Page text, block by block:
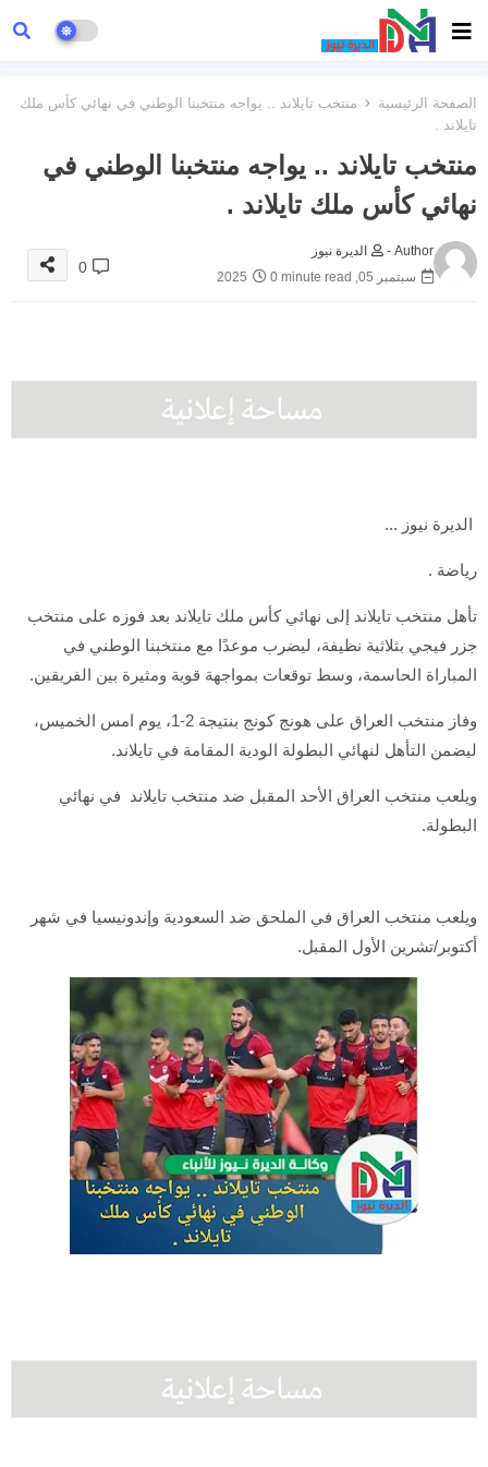
الصفحة الرئيسية
منتخب تايلاند .. يواجه منتخبنا الوطني في نهائي كأس ملك
تايلاند .
منتخب تايلاند .. يواجه منتخبنا الوطني في
نهائي كأس ملك تايلاند .
Author -
الديرة نيوز
سبتمبر 05, 2025
0 minute read
0
الديرة نيوز ...
رياضة .
تأهل منتخب تايلاند إلى نهائي كأس ملك تايلاند بعد فوزه على منتخب
جزر فيجي بثلاثية نظيفة، ليضرب موعدًا مع منتخبنا الوطني في
المباراة الحاسمة، وسط توقعات بمواجهة قوية ومثيرة بين الفريقين.
وفاز منتخب العراق على هونج كونج بنتيجة 2-1، يوم امس الخميس،
ليضمن التأهل لنهائي البطولة الودية المقامة في تايلاند.
ويلعب منتخب العراق الأحد المقبل ضد منتخب تايلاند في نهائي
البطولة.
ويلعب منتخب العراق في الملحق ضد السعودية وإندونيسيا في شهر
أكتوبر/تشرين الأول المقبل.